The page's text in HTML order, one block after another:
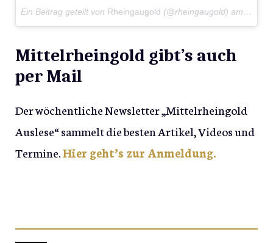
Ein Beitrag geteilt von Rheingaugold (@rheingaugold) am Feb
Mittelrheingold gibt’s auch
per Mail
Der wöchentliche Newsletter „Mittelrheingold
Auslese“ sammelt die besten Artikel, Videos und
Termine.Hier geht’s zur Anmeldung.